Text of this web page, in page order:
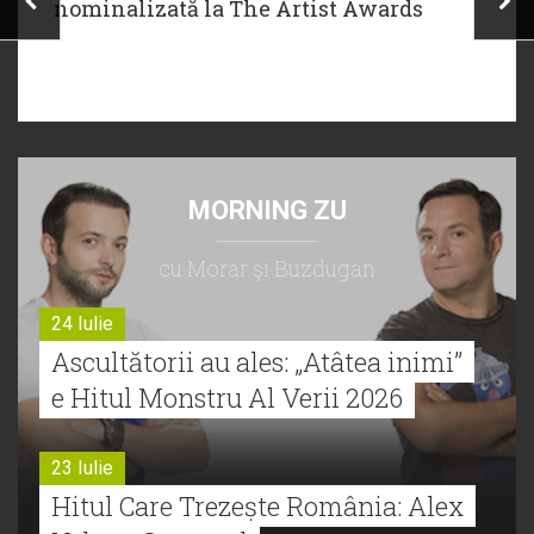
nominalizată la The Artist Awards
MORNING ZU
cu Morar şi Buzdugan
24 Iulie
Ascultătorii au ales: „Atâtea inimi”
e Hitul Monstru Al Verii 2026
23 Iulie
Hitul Care Trezește România: Alex